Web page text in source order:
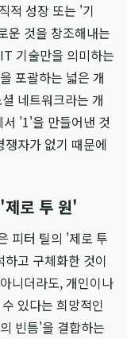
적 성장 또는 '기
운 것을 창조해내는
기술만을 의미하는
포괄하는 넓은 개
네트워크라는 개
'1'을 만들어낸 것
자가 없기 때문에
로 투 원'
피터 틸의 '제로 투
고 구체화한 것이
니더라도, 개인이나
있다는 희망적인
빈틈'을 결합하는